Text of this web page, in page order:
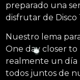
preparado una
disfrutar de Disco
Nuestro lema
One day closer to
realmente un día
todos juntos de